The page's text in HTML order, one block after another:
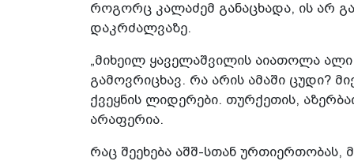
როგორც კალაძემ განაცხადა, ის არ
დაკრძალვაზე.
„მიხეილ ყაველაშვილის აიათოლა
გამოვრიცხავ. რა არის ამაში ცუდი?
ქვეყნის ლიდერები. თურქეთის,
არაფერია.
რაც შეეხება აშშ-სთან